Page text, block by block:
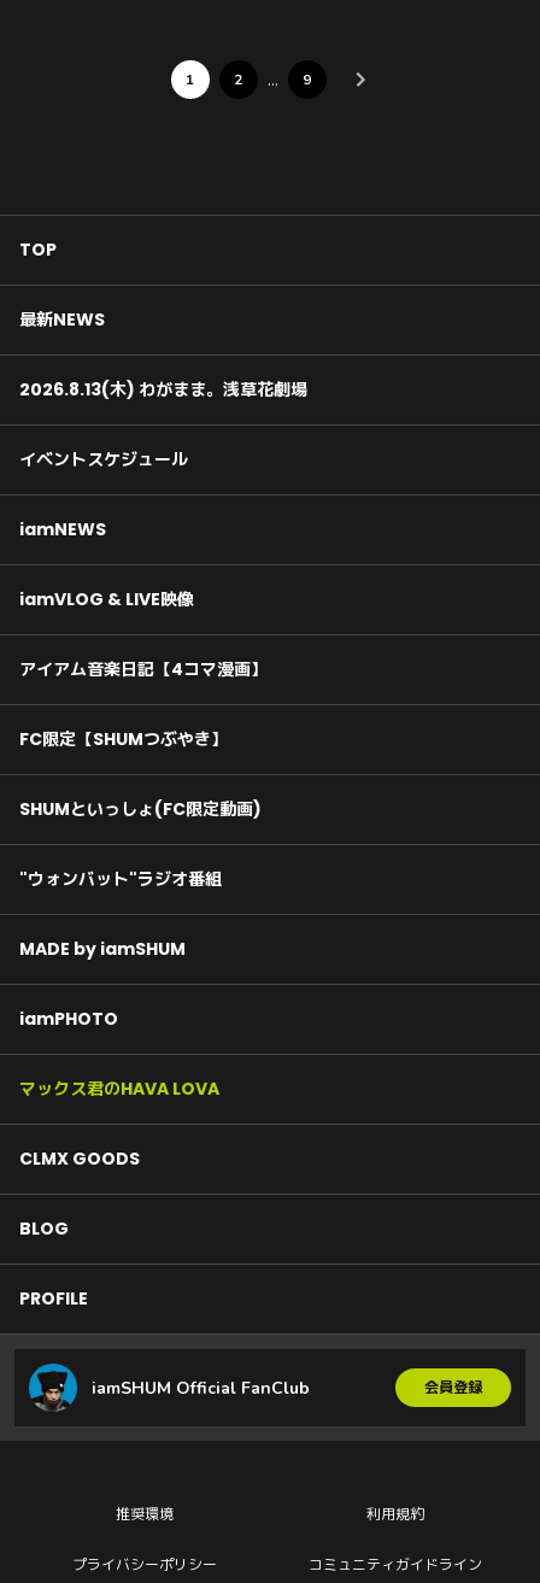
1 2 … 9
TOP
最新NEWS
2026.8.13(木) わがまま。浅草花劇場
イベントスケジュール
iamNEWS
iamVLOG & LIVE映像
アイアム音楽日記【4コマ漫画】
FC限定【SHUMつぶやき】
SHUMといっしょ(FC限定動画)
"ウォンバット"ラジオ番組
MADE by iamSHUM
iamPHOTO
マックス君のHAVA LOVA
CLMX GOODS
BLOG
PROFILE
iamSHUM Official FanClub 会員登録
推奨環境 利用規約
プライバシーポリシー コミュニティガイドライン